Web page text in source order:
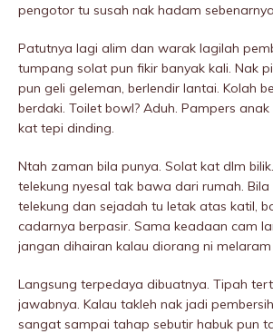
pengotor tu susah nak hadam
Patutnya lagi alim dan warak lagiIah
tumpang solat pun fikir banyak kali. Nak
pun geli geleman, berlendir lantai. Kolah
berdaki. Toilet bowl? Aduh. Pampers
kat tepi dinding.
Ntah zaman bila punya. Solat kat dlm
telekung nyesal tak bawa dari rumah.
telekung dan sejadah tu letak atas katil,
cadarnya berpasir. Sama keadaan cam
jangan dihairan kalau diorang ni
Langsung terpedaya dibuatnya. Tipah
jawabnya. Kalau takleh nak jadi
sangat sampai tahap sebutir habuk pun